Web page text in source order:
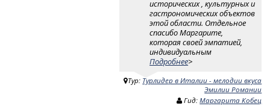
исторических , культурных и
гастрономических объектов
этой области. Отдельное
спасибо Маргарите,
которая своей эмпатией,
индивидуальным
Подробнее>
Тур: Турлидер в Италии - мелодии вкуса
Эмилии Романии
Гид:Маргарита Кобец